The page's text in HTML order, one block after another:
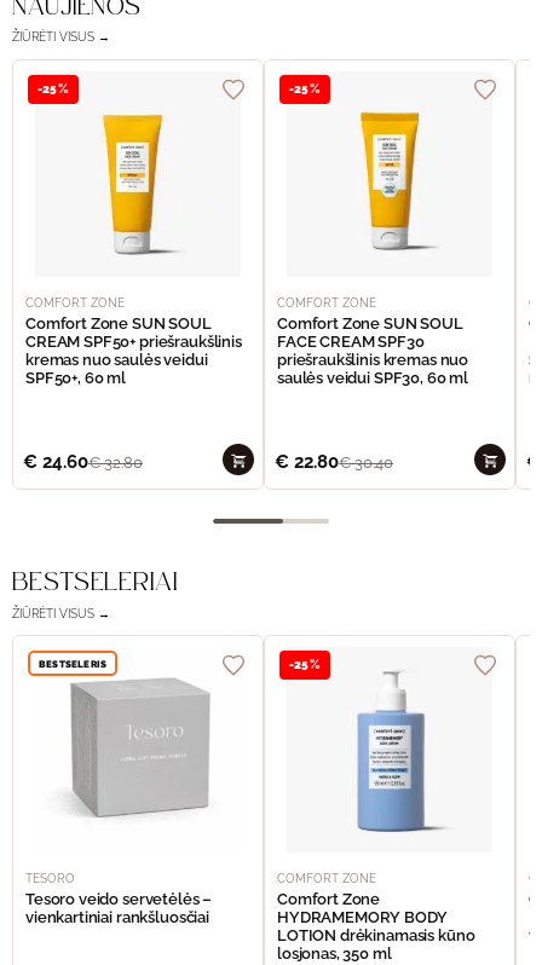
NAUJIENOS
ŽIŪRĖTI VISUS →
-25%
COMFORT ZONE
Comfort Zone SUN SOUL
CREAM SPF50+ priešraukšlinis
kremas nuo saulės veidui
SPF50+, 60 ml
€ 24.60€32.80
-25%
COMFORT ZONE
Comfort Zone SUN SOUL
FACE CREAM SPF30
priešraukšlinis kremas nuo
saulės veidui SPF30, 60 ml
€ 22.80€30.40 €
BESTSELERIAI
ŽIŪRĖTI VISUS →
BESTSELERIS
TESORO
Tesoro veido servetėlės –
vienkartiniai rankšluosčiai
-25%
COMFORT ZONE
Comfort Zone
HYDRAMEMORY BODY
LOTION drėkinamasis kūno
losjonas, 350 ml